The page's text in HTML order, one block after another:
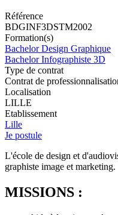
Référence
BDGINF3DSTM2002
Formation(s)
Bachelor Design Graphique
Bachelor Infographiste 3D
Type de contrat
Contrat de
Localisation
LILLE
Etablissement
Lille
Je postule
L'école de design et
graphiste image et marketing.
MISSIONS :